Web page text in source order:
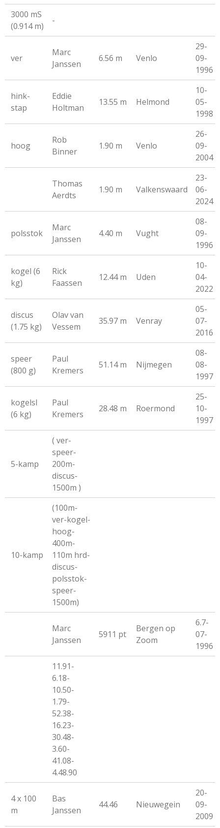
3000 mS
(0.914 m)
-
ver
Marc
Janssen
6.56 m Venlo
29-
09-
1996
hink-
stap
Eddie
Holtman
13.55 m Helmond
10-
05-
1998
hoog
Rob
Binner
1.90 m Venlo
26-
09-
2004
Thomas
Aerdts
1.90 m Valkenswaard
23-
06-
2024
polsstok
Marc
Janssen
4.40 m Vught
08-
09-
1996
kogel (6
kg)
Rick
Faassen
12.44 m Uden
10-
04-
2022
discus
(1.75 kg)
Olav van
Vessem
35.97 m Venray
05-
07-
2016
speer
(800 g)
Paul
Kremers
51.14 m Nijmegen
08-
08-
1997
kogelsl
(6 kg)
Paul
Kremers
28.48 m Roermond
25-
10-
1997
5-kamp
( ver-
speer-
200m-
discus-
1500m )
10-kamp
(100m-
ver-kogel-
hoog-
400m-
110m hrd-
discus-
polsstok-
speer-
1500m)
Marc
Janssen
5911 pt
Bergen op
Zoom
6.7-
07-
1996
11.91-
6.18-
10.50-
1.79-
52.38-
16.23-
30.48-
3.60-
41.08-
4.48.90
4 x 100
m
Bas
Janssen
44.46 Nieuwegein
20-
09-
2009